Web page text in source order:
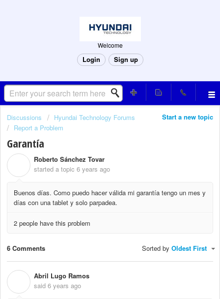
Welcome
Login Sign up
Start a new topic
Discussions
Hyundai Technology Forums
Report a Problem
Garantía
Roberto Sánchez Tovar
started a topic 6 years ago
Buenos días. Como puedo hacer válida mi garantía tengo un mes y
días con una tablet y solo parpadea.
2 people have this problem
6 Comments Sorted by Oldest First
Abril Lugo Ramos
said 6 years ago